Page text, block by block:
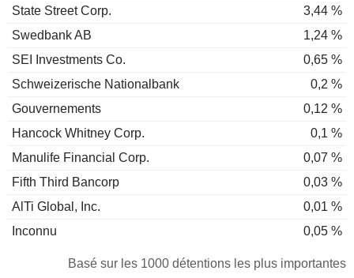
State Street Corp.
3,44 %
Swedbank AB
1,24 %
SEI Investments Co.
0,65 %
Schweizerische Nationalbank
0,2 %
Gouvernements
0,12 %
Hancock Whitney Corp.
0,1 %
Manulife Financial Corp.
0,07 %
Fifth Third Bancorp
0,03 %
AlTi Global, Inc.
0,01 %
Inconnu
0,05 %
Basé sur les 1000 détentions les plus importantes